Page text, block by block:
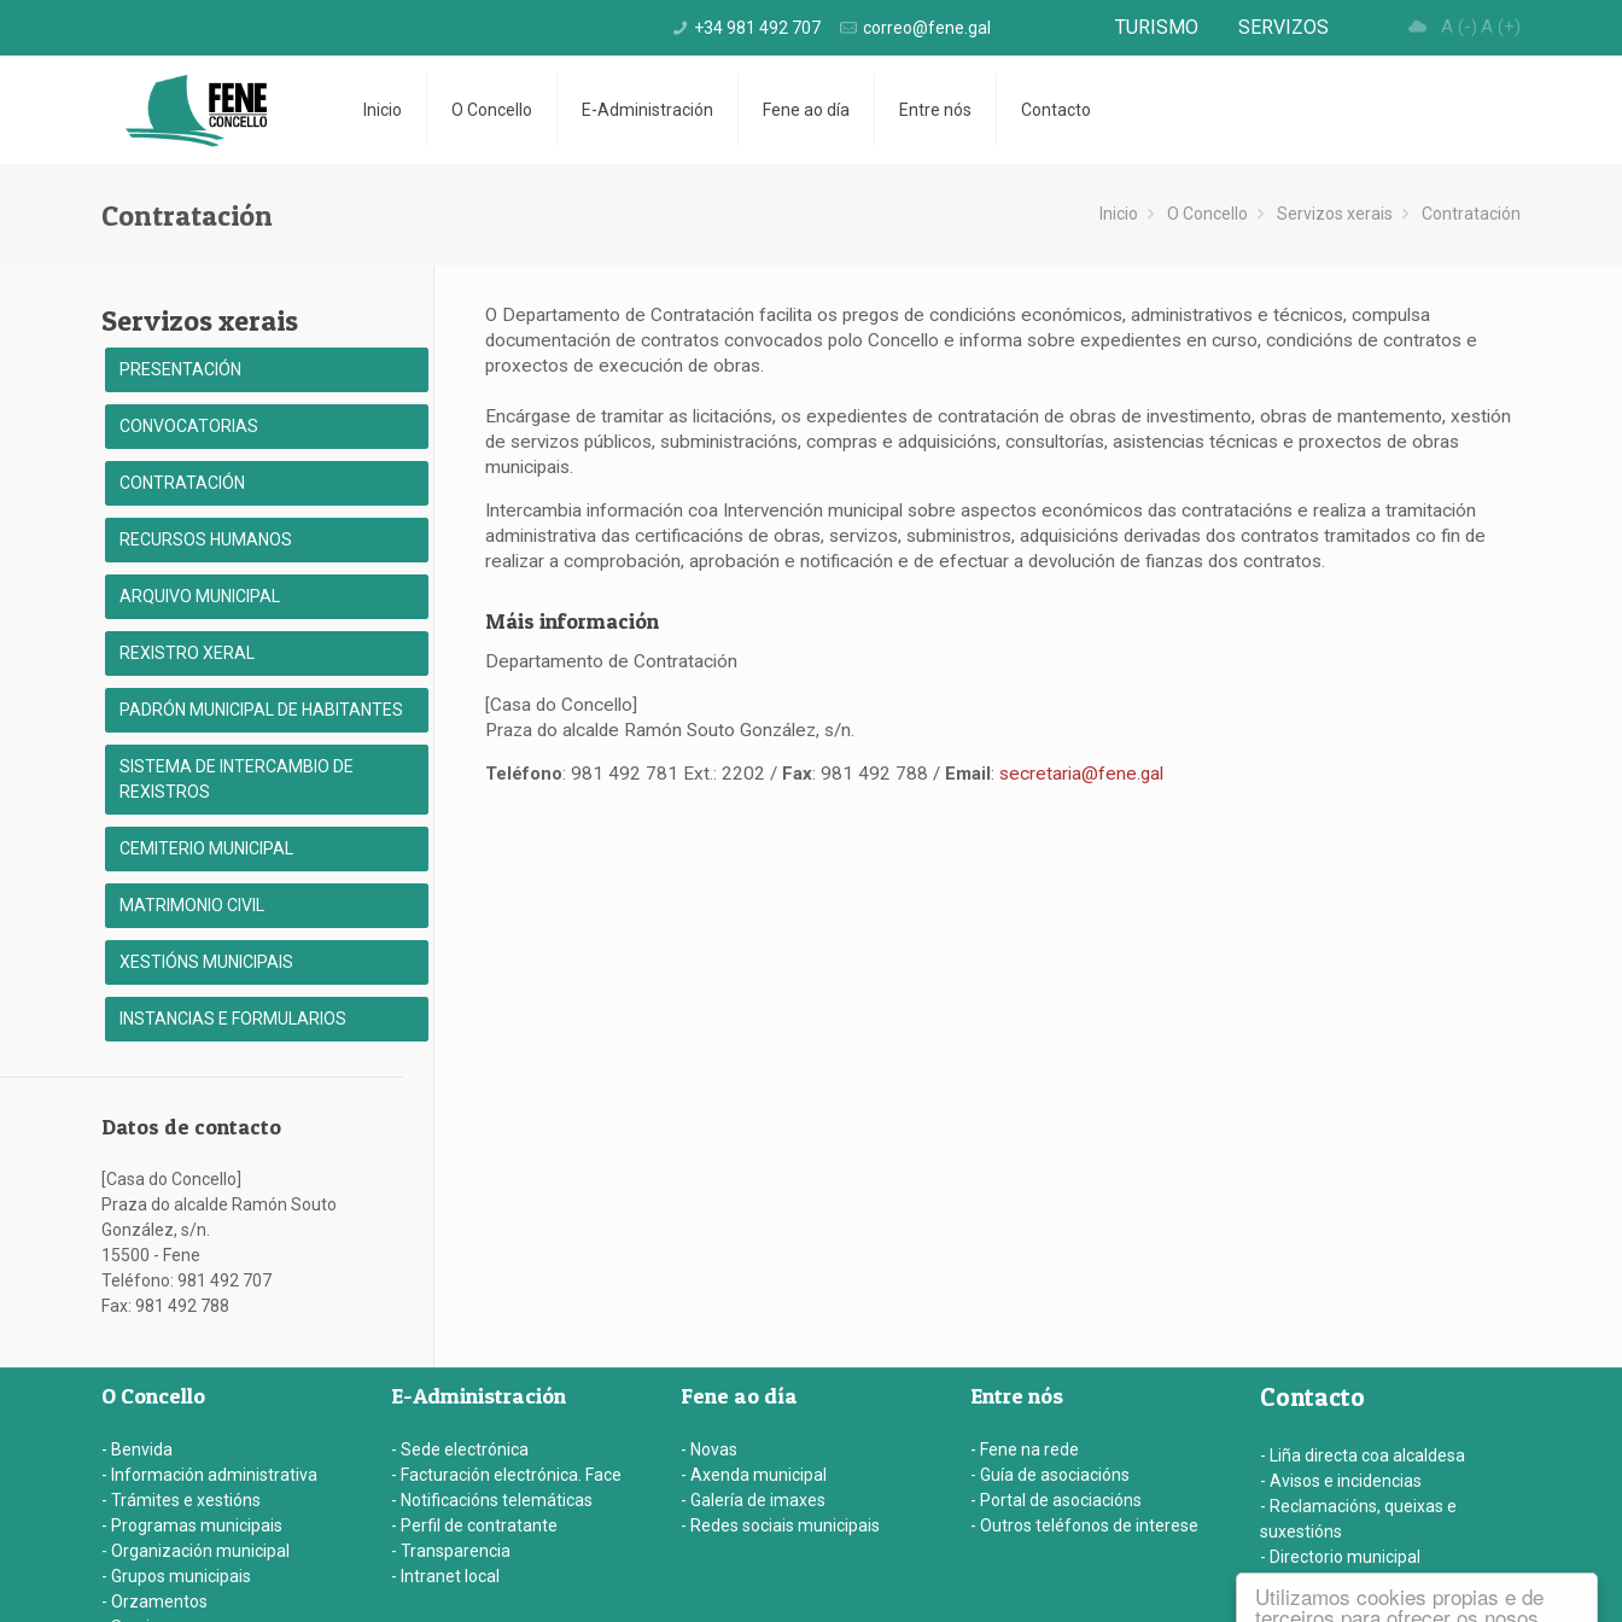
Utilizamos cookies propias e de
+34 981 492 707 correo@fene.gal TURISMO SERVIZOS A (-) A (+)
Inicio O Concello E-Administración Fene ao día Entre nós Contacto
Contratación Inicio O Concello Servizos xerais Contratación
O Departamento de Contratación facilita os pregos de condicións económicos, administrativos e técnicos, compulsa
documentación de contratos convocados polo Concello e informa sobre expedientes en curso, condicións de contratos e
proxectos de execución de obras.
Encárgase de tramitar as licitacións, os expedientes de contratación de obras de investimento, obras de mantemento, xestión
de servizos públicos, subministracións, compras e adquisicións, consultorías, asistencias técnicas e proxectos de obras
municipais.
Intercambia información coa Intervención municipal sobre aspectos económicos das contratacións e realiza a tramitación
administrativa das certificacións de obras, servizos, subministros, adquisicións derivadas dos contratos tramitados co fin de
realizar a comprobación, aprobación e notificación e de efectuar a devolución de fianzas dos contratos.
Máis información
Departamento de Contratación
[Casa do Concello]
Praza do alcalde Ramón Souto González, s/n.
Teléfono: 981 492 781 Ext.: 2202 / Fax: 981 492 788 / Email: secretaria@fene.gal
Servizos xerais
PRESENTACIÓN
CONVOCATORIAS
CONTRATACIÓN
RECURSOS HUMANOS
ARQUIVO MUNICIPAL
REXISTRO XERAL
PADRÓN MUNICIPAL DE HABITANTES
SISTEMA DE INTERCAMBIO DE
REXISTROS
CEMITERIO MUNICIPAL
MATRIMONIO CIVIL
XESTIÓNS MUNICIPAIS
INSTANCIAS E FORMULARIOS
Datos de contacto
[Casa do Concello]
Praza do alcalde Ramón Souto
González, s/n.
15500 - Fene
Teléfono: 981 492 707
Fax: 981 492 788
O Concello
- Benvida
- Información administrativa
- Trámites e xestións
- Programas municipais
- Organización municipal
- Grupos municipais
- Orzamentos
E-Administración
- Sede electrónica
- Facturación electrónica. Face
- Notificacións telemáticas
- Perfil de contratante
- Transparencia
- Intranet local
Fene ao día
- Novas
- Axenda municipal
- Galería de imaxes
- Redes sociais municipais
Entre nós
- Fene na rede
- Guía de asociacións
- Portal de asociacións
- Outros teléfonos de interese
Contacto
- Liña directa coa alcaldesa
- Avisos e incidencias
- Reclamacións, queixas e
suxestións
- Directorio municipal